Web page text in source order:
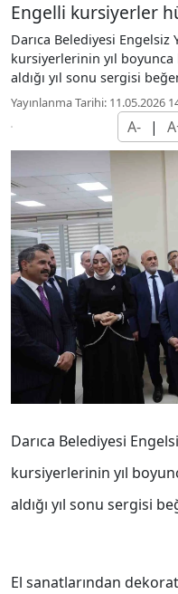
Engelli kursiyerler
Darıca Belediyesi Engelsiz
kursiyerlerinin yıl boyunca
aldığı yıl sonu sergisi
Yayınlanma Tarihi: 11.05.2026
A- |
Darıca Belediyesi
kursiyerlerinin yıl
aldığı yıl sonu sergisi
El sanatlarından